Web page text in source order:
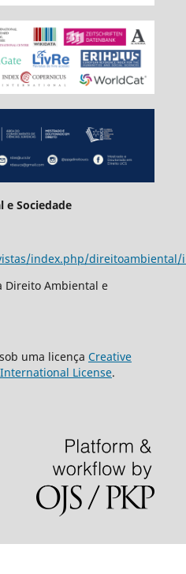
e Sociedade
index.php/direitoambiental/
Direito Ambiental e
uma licença Creative
License.